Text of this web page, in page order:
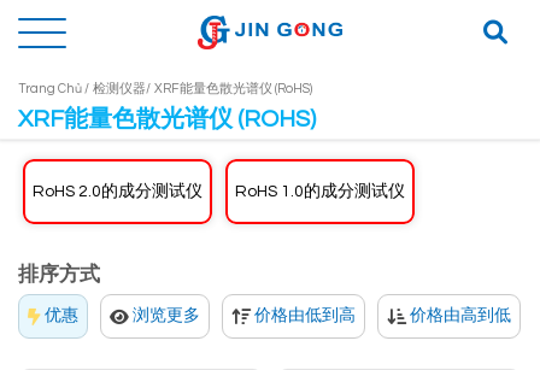
Trang Chủ / 检测仪器/ XRF能量色散光谱仪 (RoHS)
XRF能量色散光谱仪 (ROHS)
RoHS 2.0的成分测试仪 RoHS 1.0的成分测试仪
排序方式
优惠 浏览更多 价格由低到高 价格由高到低